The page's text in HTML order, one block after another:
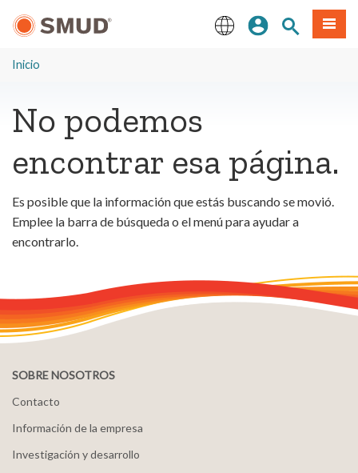
principal
Iniciar sesión
Buscar en
Menú
Inicio
No podemos
encontrar esa página.
Es posible que la información que estás buscando se movió.
Emplee la barra de búsqueda o el menú para ayudar a
encontrarlo.
SOBRE NOSOTROS
Contacto
Información de la empresa
Investigación y desarrollo